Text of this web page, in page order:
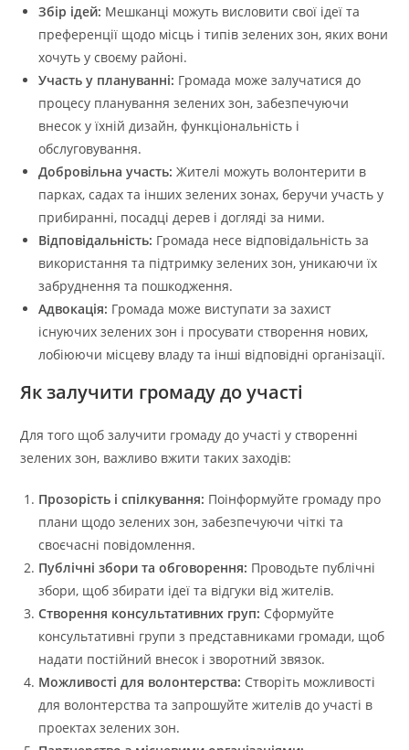
Збір ідей: Мешканці можуть висловити свої ідеї та
преференції щодо місць і типів зелених зон, яких вони
хочуть у своєму районі.
Участь у плануванні: Громада може залучатися до
процесу планування зелених зон, забезпечуючи
внесок у їхній дизайн, функціональність і
обслуговування.
Добровільна участь: Жителі можуть волонтерити в
парках, садах та інших зелених зонах, беручи участь у
прибиранні, посадці дерев і догляді за ними.
Відповідальність: Громада несе відповідальність за
використання та підтримку зелених зон, уникаючи їх
забруднення та пошкодження.
Адвокація: Громада може виступати за захист
існуючих зелених зон і просувати створення нових,
лобіюючи місцеву владу та інші відповідні організації.
Як залучити громаду до участі
Для того щоб залучити громаду до участі у створенні
зелених зон, важливо вжити таких заходів:
Прозорість і спілкування: Поінформуйте громаду про
плани щодо зелених зон, забезпечуючи чіткі та
своєчасні повідомлення.
Публічні збори та обговорення: Проводьте публічні
збори, щоб збирати ідеї та відгуки від жителів.
Створення консультативних груп: Сформуйте
консультативні групи з представниками громади, щоб
надати постійний внесок і зворотний звязок.
Можливості для волонтерства: Створіть можливості
для волонтерства та запрошуйте жителів до участі в
проектах зелених зон.